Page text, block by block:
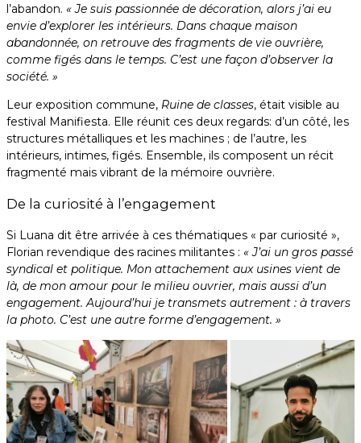
l’abandon. « Je suis passionnée de décoration, alors j’ai eu
envie d’explorer les intérieurs. Dans chaque maison
abandonnée, on retrouve des fragments de vie ouvrière,
comme figés dans le temps. C’est une façon d’observer la
société. »
Leur exposition commune, Ruine de classes, était visible au
festival Manifiesta. Elle réunit ces deux regards: d’un côté, les
structures métalliques et les machines ; de l’autre, les
intérieurs, intimes, figés. Ensemble, ils composent un récit
fragmenté mais vibrant de la mémoire ouvrière.
De la curiosité à l’engagement
Si Luana dit être arrivée à ces thématiques « par curiosité »,
Florian revendique des racines militantes : « J’ai un gros passé
syndical et politique. Mon attachement aux usines vient de
là, de mon amour pour le milieu ouvrier, mais aussi d’un
engagement. Aujourd’hui je transmets autrement : à travers
la photo. C’est une autre forme d’engagement. »